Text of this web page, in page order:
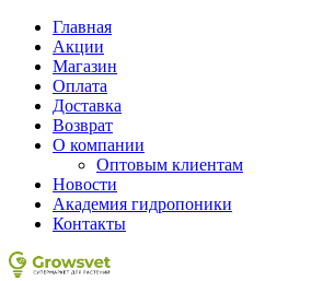
Главная
Акции
Магазин
Оплата
Доставка
Возврат
О компании
Оптовым клиентам
Новости
Академия гидропоники
Контакты